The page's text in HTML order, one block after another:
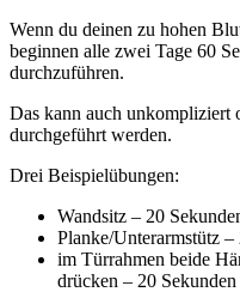
Wenn du deinen zu hohen
beginnen alle zwei Tage 60
durchzuführen.
Das kann auch unkompliziert
durchgeführt werden.
Drei Beispielübungen:
Wandsitz – 20
Planke/Unterarmstütz –
im Türrahmen beide
drücken – 20 Sekunden